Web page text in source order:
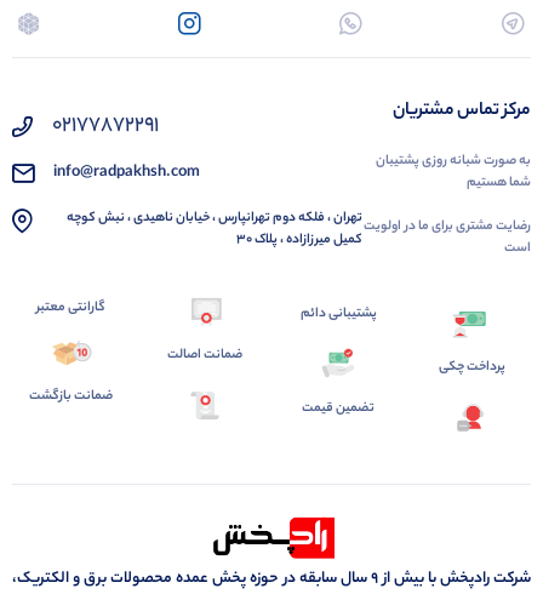
مرکز تماس مشتریان
به صورت شبانه روزی پشتیبان
شما هستیم
رضایت مشتری برای ما در اولویت
است
02177872291
info@radpakhsh.com
تهران ، فلکه دوم تهرانپارس ، خیابان ناهیدی ، نبش کوچه
کمیل میرزازاده ، پلاک 30
پرداخت چکی
پشتیبانی دائم
تضمین قیمت
ضمانت اصالت
گارانتی معتبر
ضمانت بازگشت
شرکت رادپخش با بیش از ۹ سال سابقه در حوزه پخش عمده محصولات برق و الکتریک،